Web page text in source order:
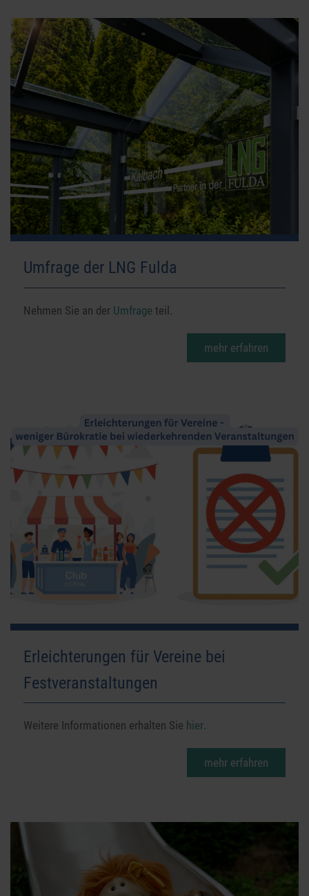
Umfrage der LNG Fulda
Nehmen Sie an der Umfrage teil.
mehr erfahren
Erleichterungen für Vereine bei
Festveranstaltungen
Weitere Informationen erhalten Sie hier.
mehr erfahren